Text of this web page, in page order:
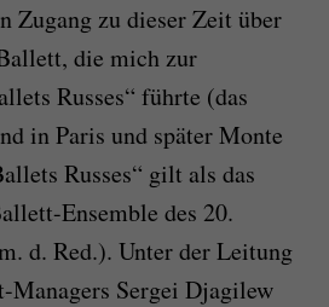
Zugang zu dieser Zeit über
die mich zur
Russes“ führte (das
in Paris und später Monte
Russes“ gilt als das
Ensemble des 20.
d. Red.). Unter der Leitung
Managers Sergei Djagilew